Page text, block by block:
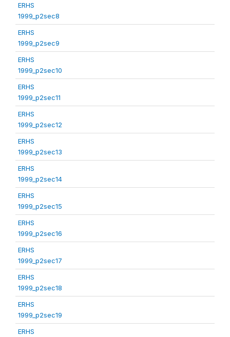
ERHS
1999_p2sec8
ERHS
1999_p2sec9
ERHS
1999_p2sec10
ERHS
1999_p2sec11
ERHS
1999_p2sec12
ERHS
1999_p2sec13
ERHS
1999_p2sec14
ERHS
1999_p2sec15
ERHS
1999_p2sec16
ERHS
1999_p2sec17
ERHS
1999_p2sec18
ERHS
1999_p2sec19
ERHS